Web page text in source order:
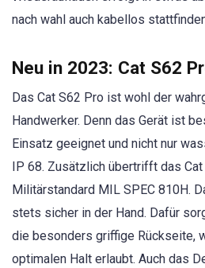
nach wahl auch kabellos
Neu in 2023: Cat S62
Das Cat S62 Pro ist wohl der
Handwerker. Denn das Gerät ist
Einsatz geeignet und nicht nur
IP 68. Zusätzlich übertrifft das
Militärstandard MIL SPEC 810H.
stets sicher in der Hand. Dafür
die besonders griffige Rückseite,
optimalen Halt erlaubt. Auch das